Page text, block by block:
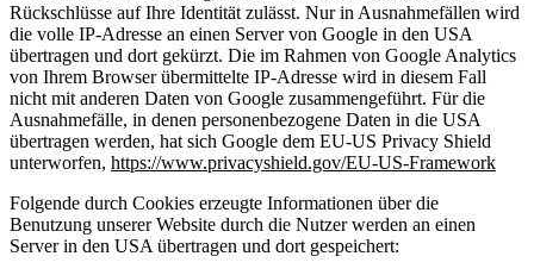
Rückschlüsse auf Ihre Identität zulässt. Nur in Ausnahmefällen wird
die volle IP-Adresse an einen Server von Google in den USA
übertragen und dort gekürzt. Die im Rahmen von Google Analytics
von Ihrem Browser übermittelte IP-Adresse wird in diesem Fall
nicht mit anderen Daten von Google zusammengeführt. Für die
Ausnahmefälle, in denen personenbezogene Daten in die USA
übertragen werden, hat sich Google dem EU-US Privacy Shield
unterworfen, https://www.privacyshield.gov/EU-US-Framework
Folgende durch Cookies erzeugte Informationen über die
Benutzung unserer Website durch die Nutzer werden an einen
Server in den USA übertragen und dort gespeichert: